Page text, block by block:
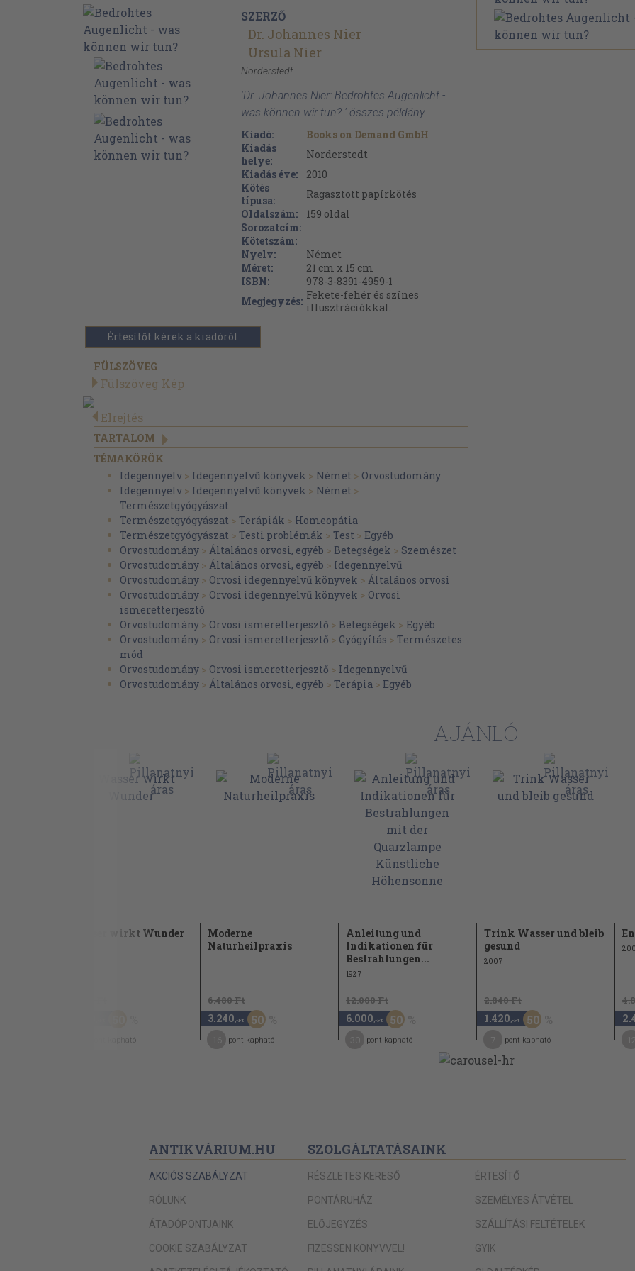
SZERZŐ
Dr. Johannes Nier
Ursula Nier
Norderstedt
'Dr. Johannes Nier: Bedrohtes Augenlicht -
was können wir tun? ' összes példány
Kiadó:
Books on Demand GmbH
Kiadás
helye:
Norderstedt
Kiadás éve:
2010
Kötés
típusa:
Ragasztott papírkötés
Oldalszám:
159 oldal
Sorozatcím:
Kötetszám:
Nyelv:
Német
Méret:
21 cm x 15 cm
ISBN:
978-3-8391-4959-1
Megjegyzés: Fekete-fehér és színes
illusztrációkkal.
Értesítőt kérek a kiadóról
FÜLSZÖVEG
Fülszöveg Kép
Elrejtés
TARTALOM
TÉMAKÖRÖK
Idegennyelv > Idegennyelvű könyvek > Német > Orvostudomány
Idegennyelv > Idegennyelvű könyvek > Német >
Természetgyógyászat
Természetgyógyászat > Terápiák > Homeopátia
Természetgyógyászat > Testi problémák > Test > Egyéb
Orvostudomány > Általános orvosi, egyéb > Betegségek > Szemészet
Orvostudomány > Általános orvosi, egyéb > Idegennyelvű
Orvostudomány > Orvosi idegennyelvű könyvek > Általános orvosi
Orvostudomány > Orvosi idegennyelvű könyvek > Orvosi
ismeretterjesztő
Orvostudomány > Orvosi ismeretterjesztő > Betegségek > Egyéb
Orvostudomány > Orvosi ismeretterjesztő > Gyógyítás > Természetes
mód
Orvostudomány > Orvosi ismeretterjesztő > Idegennyelvű
Orvostudomány > Általános orvosi, egyéb > Terápia > Egyéb
AJÁNLÓ
Wasser wirkt Wunder
pont kapható
Moderne
Naturheilpraxis
6.480 Ft
3.240 ,-Ft 50
pont kapható
Anleitung und
Indikationen für
Bestrahlungen...
1927
12.000 Ft
6.000 ,-Ft 50
pont kapható
Trink Wasser und bleib
gesund
2007
2.840 Ft
1.420 ,-Ft 50
pont kapható
ANTIKVÁRIUM.HU
AKCIÓS SZABÁLYZAT
RÓLUNK
ÁTADÓPONTJAINK
COOKIE SZABÁLYZAT
SZOLGÁLTATÁSAINK
RÉSZLETES KERESŐ
PONTÁRUHÁZ
ELŐJEGYZÉS
FIZESSEN KÖNYVVEL!
ÉRTESÍTŐ
SZEMÉLYES ÁTVÉTEL
SZÁLLÍTÁSI FELTÉTELEK
GYIK